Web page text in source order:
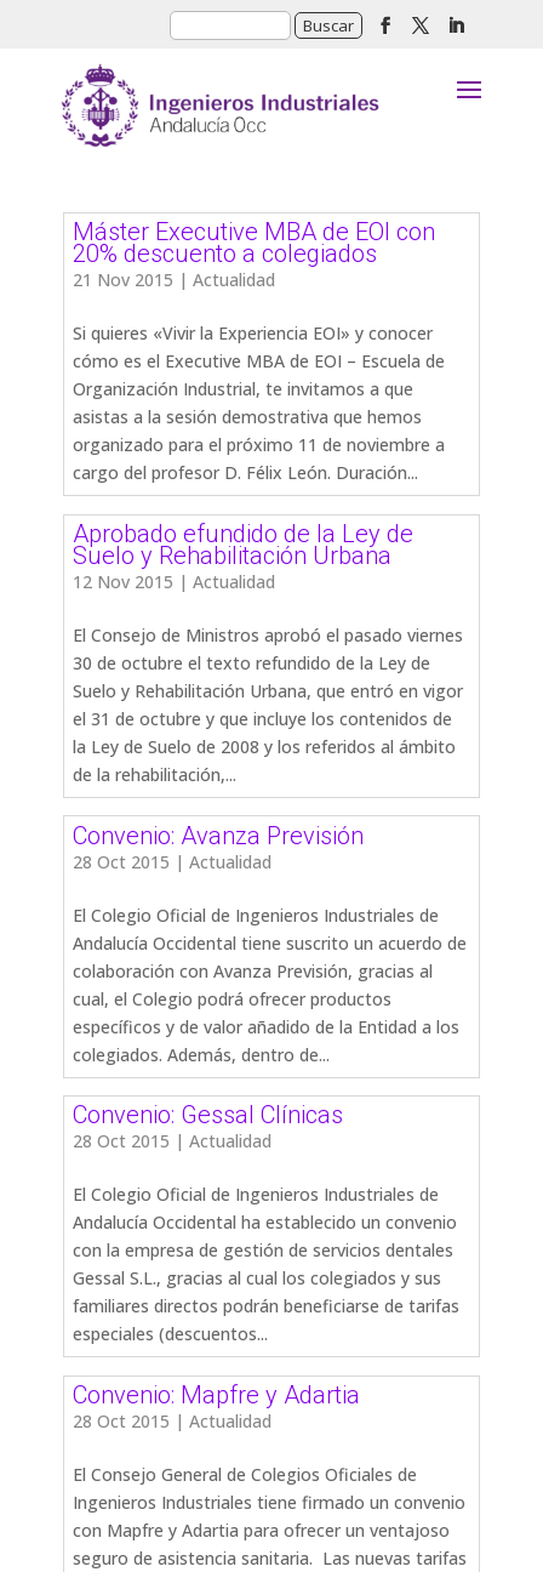
Máster Executive MBA de EOI con
20% descuento a colegiados
21 Nov 2015 |Actualidad
Si quieres «Vivir la Experiencia EOI» y conocer
cómo es el Executive MBA de EOI – Escuela de
Organización Industrial, te invitamos a que
asistas a la sesión demostrativa que hemos
organizado para el próximo 11 de noviembre a
cargo del profesor D. Félix León. Duración...
Aprobado efundido de la Ley de
Suelo y Rehabilitación Urbana
12 Nov 2015 |Actualidad
El Consejo de Ministros aprobó el pasado viernes
30 de octubre el texto refundido de la Ley de
Suelo y Rehabilitación Urbana, que entró en vigor
el 31 de octubre y que incluye los contenidos de
la Ley de Suelo de 2008 y los referidos al ámbito
de la rehabilitación,...
Convenio: Avanza Previsión
28 Oct 2015 |Actualidad
El Colegio Oficial de Ingenieros Industriales de
Andalucía Occidental tiene suscrito un acuerdo de
colaboración con Avanza Previsión, gracias al
cual, el Colegio podrá ofrecer productos
específicos y de valor añadido de la Entidad a los
colegiados. Además, dentro de...
Convenio: Gessal Clínicas
28 Oct 2015 |Actualidad
El Colegio Oficial de Ingenieros Industriales de
Andalucía Occidental ha establecido un convenio
con la empresa de gestión de servicios dentales
Gessal S.L., gracias al cual los colegiados y sus
familiares directos podrán beneficiarse de tarifas
especiales (descuentos...
Convenio: Mapfre y Adartia
28 Oct 2015 |Actualidad
El Consejo General de Colegios Oficiales de
Ingenieros Industriales tiene firmado un convenio
con Mapfre y Adartia para ofrecer un ventajoso
seguro de asistencia sanitaria. Las nuevas tarifas